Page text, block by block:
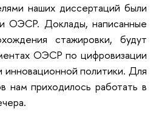
наших диссертаций были
ОЭСР. Доклады, написанные
стажировки, будут
ОЭСР по цифровизации
инновационной политики. Для
нам приходилось работать в